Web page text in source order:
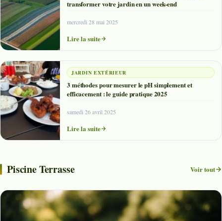
transformer votre jardin en un week-end
mercredi 28 mai 2025
Lire la suite
JARDIN EXTÉRIEUR
3 méthodes pour mesurer le pH simplement et
efficacement : le guide pratique 2025
samedi 26 avril 2025
Lire la suite
Piscine Terrasse Voir tout